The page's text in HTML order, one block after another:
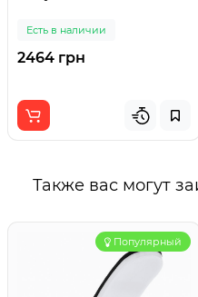
Есть в наличии
2464 грн
Также вас могут
Популярный